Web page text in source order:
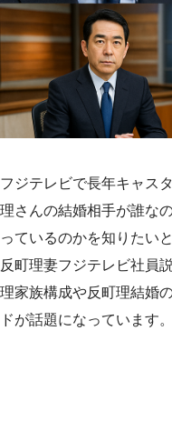
フジテレビで長年キャス
理さんの結婚相手が誰な
っているのかを知りたい
反町理妻フジテレビ社員
理家族構成や反町理結婚
ドが話題になっています。